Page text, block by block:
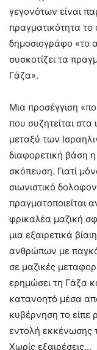
γεγονότων είναι
πραγματικότητα το
δημοσιογράφο «το
συσκοτίζει τα
Γάζα».
Μια προσέγγιση
που συζητείται
μεταξύ των
διαφορετική βάση
σκόπευση. Γιατί
σιωνιστικό
πραγματοποιείται
φρικαλέα μαζική
μια εξαιρετικά
ανθρώπων με
σε μαζικές
ερημώσει τη Γάζα
κατανοητό μέσα
κυβέρνηση το είπε
εντολή εκκένωσης
Χωρίς